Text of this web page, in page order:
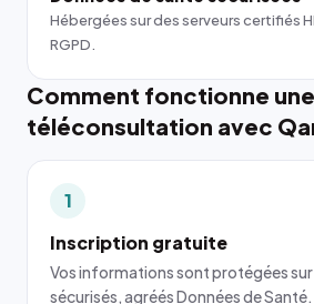
Hébergées sur des serveurs certifiés
RGPD.
Comment fonctionne une
téléconsultation avec
1
Inscription gratuite
Vos informations sont protégées sur
sécurisés, agréés Données de Santé.